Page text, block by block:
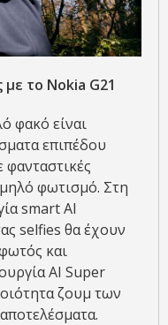
το Nokia G21
φακό είναι
επιπέδου
φωτισμό. Στη
smart AI
selfies θα έχουν
και
AI Super
ζουμ των